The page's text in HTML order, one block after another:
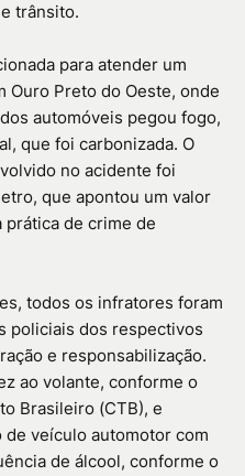
trânsito.
para atender um
Ouro Preto do Oeste, onde
automóveis pegou fogo,
que foi carbonizada. O
no acidente foi
que apontou um valor
de crime de
todos os infratores foram
policiais dos respectivos
e responsabilização.
ao volante, conforme o
Brasileiro (CTB), e
veículo automotor com
de álcool, conforme o